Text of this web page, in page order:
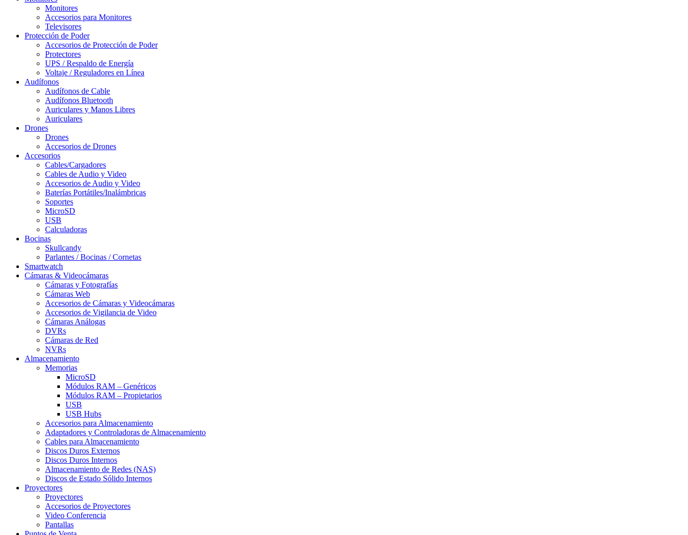
Monitores
Accesorios para Monitores
Televisores
Protección de Poder
Accesorios de Protección de Poder
Protectores
UPS / Respaldo de Energía
Voltaje / Reguladores en Línea
Audífonos
Audífonos de Cable
Audífonos Bluetooth
Auriculares y Manos Libres
Auriculares
Drones
Drones
Accesorios de Drones
Accesorios
Cables/Cargadores
Cables de Audio y Video
Accesorios de Audio y Video
Baterías Portátiles/Inalámbricas
Soportes
MicroSD
USB
Calculadoras
Bocinas
Skullcandy
Parlantes / Bocinas / Cornetas
Smartwatch
Cámaras & Videocámaras
Cámaras y Fotografías
Cámaras Web
Accesorios de Cámaras y Videocámaras
Accesorios de Vigilancia de Video
Cámaras Análogas
DVRs
Cámaras de Red
NVRs
Almacenamiento
Memorias
MicroSD
Módulos RAM – Genéricos
Módulos RAM – Propietarios
USB
USB Hubs
Accesorios para Almacenamiento
Adaptadores y Controladoras de Almacenamiento
Cables para Almacenamiento
Discos Duros Externos
Discos Duros Internos
Almacenamiento de Redes (NAS)
Discos de Estado Sólido Internos
Proyectores
Proyectores
Accesorios de Proyectores
Video Conferencia
Pantallas